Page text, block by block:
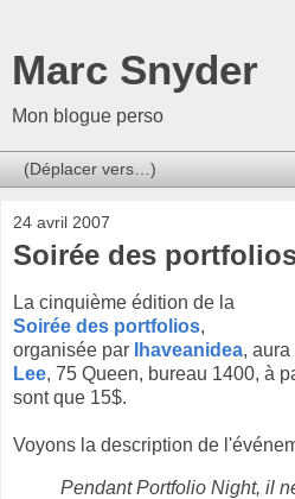
Marc Snyder
Mon blogue perso
24 avril 2007
Soirée des
La cinquième édition de la
Soirée des portfolios,
organisée par
Ihaveanidea,
Lee, 75 Queen, bureau 1400, à
sont que 15$.
Voyons la description de
Pendant Portfolio Night, il